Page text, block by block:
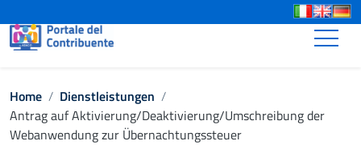
Go to the navigation menu
Go to the footer
Home / Dienstleistungen /
Antrag auf Aktivierung/Deaktivierung/Umschreibung der
Webanwendung zur Übernachtungssteuer